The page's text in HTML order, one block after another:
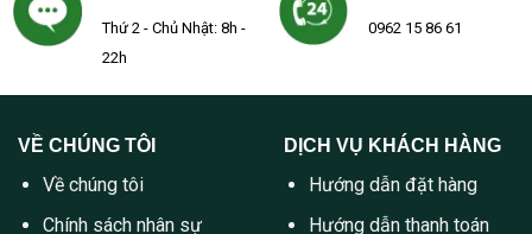
Thứ 2 - Chủ Nhật: 8h -
22h
0962 15 86 61
VỀ CHÚNG TÔI
Về chúng tôi
Chính sách nhân sự
DỊCH VỤ KHÁCH HÀNG
Hướng dẫn đặt hàng
Hướng dẫn thanh toán